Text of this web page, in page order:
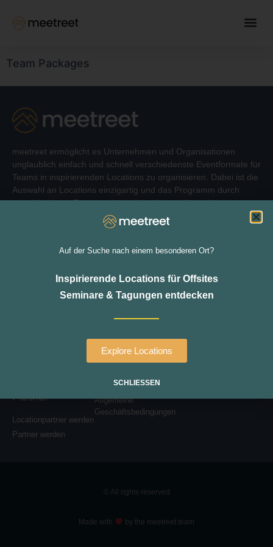
Team Packages
meetreet ermöglicht es Unternehmen und Organisationen
unglaublich einfach und schnell verschiedenste Eventformate für
Teams in inspirierenden Locations zu organisieren. Dabei ist die
Auswahl an Locations einzigartig und das Programm durch
verschiedenste Zusatzoptionen komplett, sodass einem
unvergesslichen Event nichts mehr im Wege steht.
Partner
Locationpartner werden
Partner werden
Über meetreet
legal
Datenschutz
Allgemeine
Geschäftsbedingungen
© All rights reserved
Made with by the meetreet team
Auf der Suche nach einem besonderen Ort?
Inspirierende Locations für Offsites
Seminare & Tagungen entdecken
Explore Locations
SCHLIESSEN